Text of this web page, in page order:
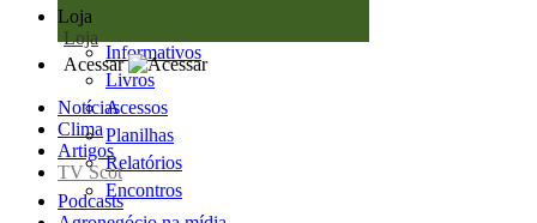
Loja
Loja
Informativos
Livros
Acessos
Planilhas
Relatórios
Encontros
Acessar
Notícias
Clima
Artigos
TV Scot
Podcasts